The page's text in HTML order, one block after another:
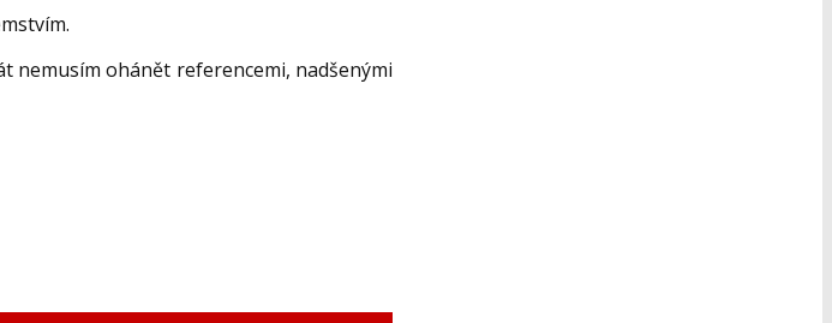
nemusím ohánět referencemi, nadšenými